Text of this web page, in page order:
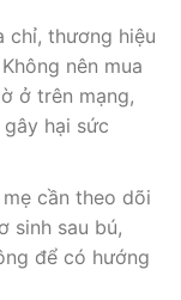
chỉ, thương hiệu
nên mua
ở trên mạng,
hại sức
cần theo dõi
sinh sau bú,
để có hướng